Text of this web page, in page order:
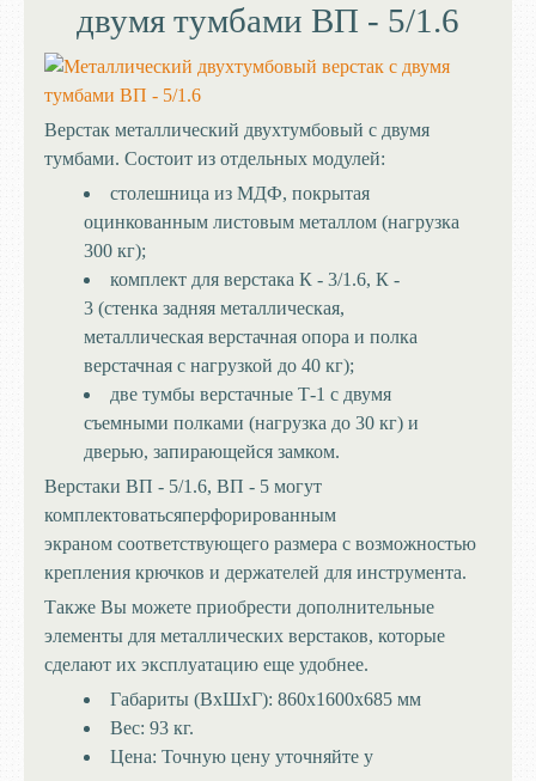
двумя тумбами ВП - 5/1.6
Верстак металлический двухтумбовый с двумя
тумбами. Состоит из отдельных модулей:
столешница из МДФ, покрытая
оцинкованным листовым металлом (нагрузка
300 кг);
комплект для верстака К - 3/1.6, К -
3 (стенка задняя металлическая,
металлическая верстачная опора и полка
верстачная с нагрузкой до 40 кг);
две тумбы верстачные Т-1 с двумя
съемными полками (нагрузка до 30 кг) и
дверью, запирающейся замком.
Верстаки ВП - 5/1.6, ВП - 5 могут
комплектоватьсяперфорированным
экраном соответствующего размера с возможностью
крепления крючков и держателей для инструмента.
Также Вы можете приобрести дополнительные
элементы для металлических верстаков, которые
сделают их эксплуатацию еще удобнее.
Габариты (ВхШхГ): 860х1600х685 мм
Вес: 93 кг.
Цена: Точную цену уточняйте у